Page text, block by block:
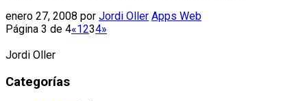
enero 27, 2008 por Jordi Oller Apps Web
Página 3 de 4«1234»
Jordi Oller
Categorías